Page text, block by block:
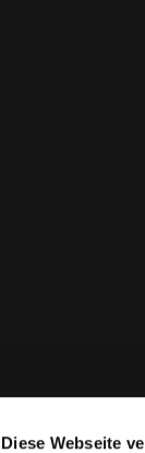
Diese Webseite